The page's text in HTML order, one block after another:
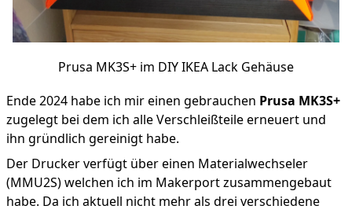
Prusa MK3S+ im DIY IKEA Lack Gehäuse
Ende 2024 habe ich mir einen gebrauchen Prusa MK3S+
zugelegt bei dem ich alle Verschleißteile erneuert und
ihn gründlich gereinigt habe.
Der Drucker verfügt über einen Materialwechseler
(MMU2S) welchen ich im Makerport zusammengebaut
habe. Da ich aktuell nicht mehr als drei verschiedene